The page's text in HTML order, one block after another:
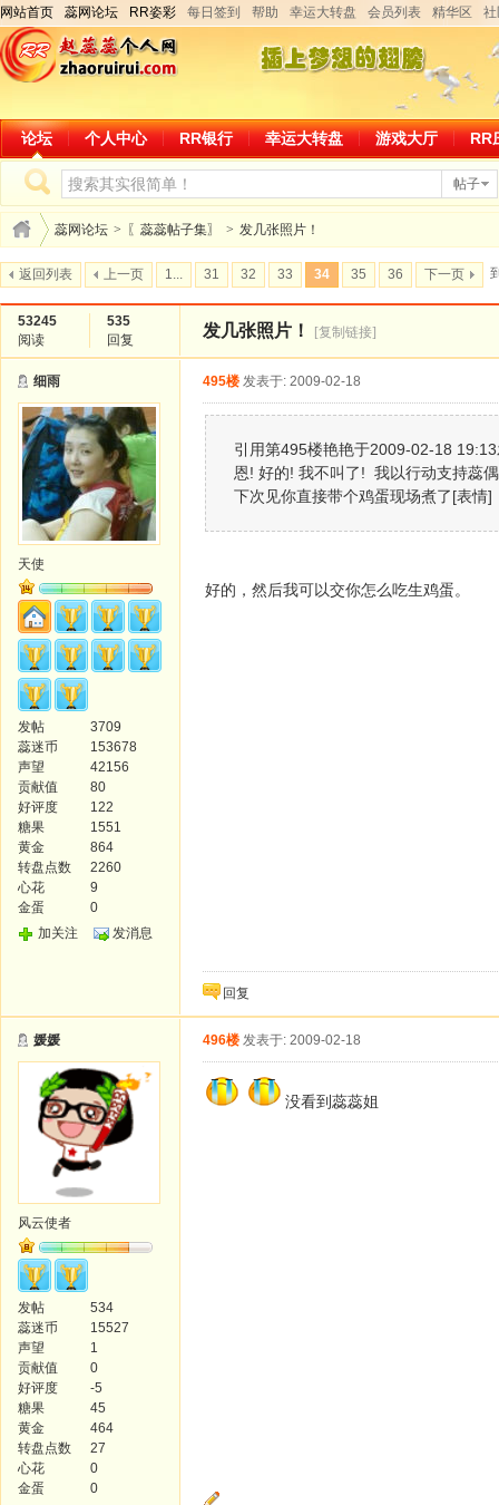
网站首页 蕊网论坛 RR姿彩 每日签到 帮助 幸运大转盘 会员列表 精华区
论坛 个人中心 RR银行 幸运大转盘 游戏大厅 RR
帖子
蕊网论坛 > 〖蕊蕊帖子集〗 > 发几张照片！
返回列表 上一页 1... 31 32 33 34 35 36 下一页
53245
阅读
535
回复
发几张照片！ [复制链接]
细雨
天使
发帖
3709
蕊迷币
153678
声望
42156
贡献值
80
好评度
122
糖果
1551
黄金
864
转盘点数
2260
心花
9
金蛋
0
加关注
发消息
495楼 发表于: 2009-02-18
引用第495楼艳艳于2009-02-18
恩! 好的! 我不叫了! 我以行动支持蕊
下次见你直接带个鸡蛋现场煮了[表情]
好的，然后我可以交你怎么吃生鸡蛋。
回复
媛媛
风云使者
发帖
534
蕊迷币
15527
声望
1
贡献值
0
好评度
-5
糖果
45
黄金
464
转盘点数
27
心花
0
金蛋
0
496楼 发表于: 2009-02-18
没看到蕊蕊姐